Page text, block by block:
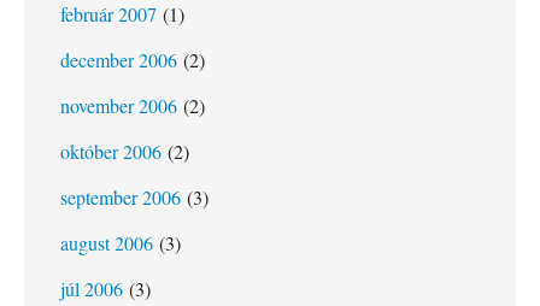
február 2007 (1)
december 2006 (2)
november 2006 (2)
október 2006 (2)
september 2006 (3)
august 2006 (3)
júl 2006 (3)